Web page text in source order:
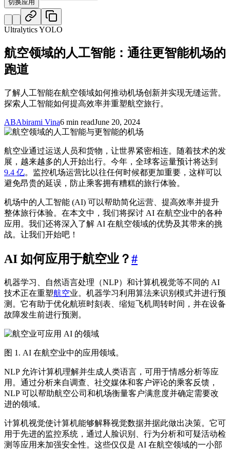
切换应用
Ultralytics YOLO
航空领域的人工智能：通往更智能机场的
跑道
了解人工智能在航空领域如何推动机场创新并实现无缝运营。
探索人工智能如何提高效率并重塑航空旅行。
ABAbirami Vina6 min readJune 20, 2024
航空业通过运送人员和货物，让世界紧密相连。随着技术的发
展，越来越多的人开始出行。今年，全球客运量预计将达到
9.4 亿。监控机场运营比以往任何时候都更加重要，这样可以
避免昂贵的延误，防止乘客拥有糟糕的旅行体验。
机场中的人工智能 (AI) 可以帮助简化运营、提高效率并提升
整体旅行体验。在本文中，我们将探讨 AI 在航空业中的各种
应用。我们还将深入了解 AI 在航空领域的优势及其带来的挑
战。让我们开始吧！
AI 如何应用于航空业？#
机器学习、自然语言处理（NLP）和计算机视觉等不同的 AI
技术正在重塑航空业。机器学习利用算法来识别模式并进行预
测。它有助于优化航班时刻表、缩短飞机周转时间，并在设备
故障发生前进行预测。
图 1. AI 在航空业中的应用领域。
NLP 允许计算机理解并生成人类语言，可用于情感分析等应
用。通过分析来自调查、社交媒体和客户评论的乘客反馈，
NLP 可以帮助航空公司和机场衡量客户满意度并确定需要改
进的领域。
计算机视觉使计算机能够解释视觉数据并据此做出决策。它可
用于先进的监控系统，通过人脸识别、行为分析和可疑活动检
测等应用来加强安全性。这些仅仅是 AI 在航空领域的一小部